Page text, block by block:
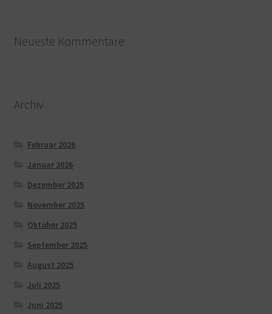
Neueste Kommentare
Archiv
Februar 2026
Januar 2026
Dezember 2025
November 2025
Oktober 2025
September 2025
August 2025
Juli 2025
Juni 2025